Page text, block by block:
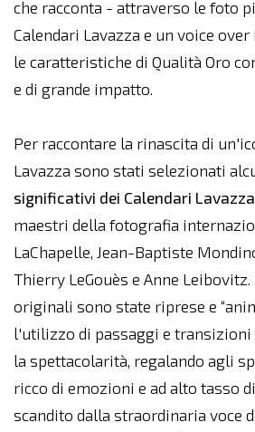
che racconta - attraverso le foto
Calendari Lavazza e un voice
le caratteristiche di Qualità Oro
e di grande impatto.
Per raccontare la rinascita di
Lavazza sono stati selezionati
significativi dei Calendari Lavazza
maestri della fotografia
LaChapelle, Jean-Baptiste
Thierry LeGouès e Anne
originali sono state riprese e
l'utilizzo di passaggi e transizioni
la spettacolarità, regalando agli
ricco di emozioni e ad alto tasso
scandito dalla straordinaria voce